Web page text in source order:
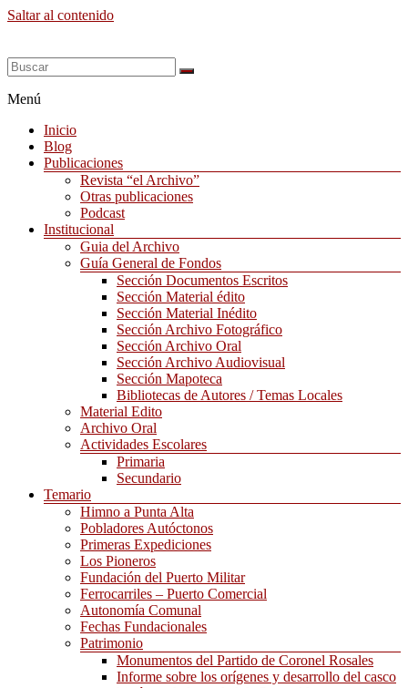
Saltar al contenido
Menú
Inicio
Blog
Publicaciones
Revista “el Archivo”
Otras publicaciones
Podcast
Institucional
Guia del Archivo
Guía General de Fondos
Sección Documentos Escritos
Sección Material édito
Sección Material Inédito
Sección Archivo Fotográfico
Sección Archivo Oral
Sección Archivo Audiovisual
Sección Mapoteca
Bibliotecas de Autores / Temas Locales
Material Edito
Archivo Oral
Actividades Escolares
Primaria
Secundario
Temario
Himno a Punta Alta
Pobladores Autóctonos
Primeras Expediciones
Los Pioneros
Fundación del Puerto Militar
Ferrocarriles – Puerto Comercial
Autonomía Comunal
Fechas Fundacionales
Patrimonio
Monumentos del Partido de Coronel Rosales
Informe sobre los orígenes y desarrollo del casco